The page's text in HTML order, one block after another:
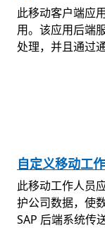
此移动客户端应
用。该应用后端
处理，并且通过
自定义移动工
此移动工作人员
护公司数据，使
SAP 后端系统传